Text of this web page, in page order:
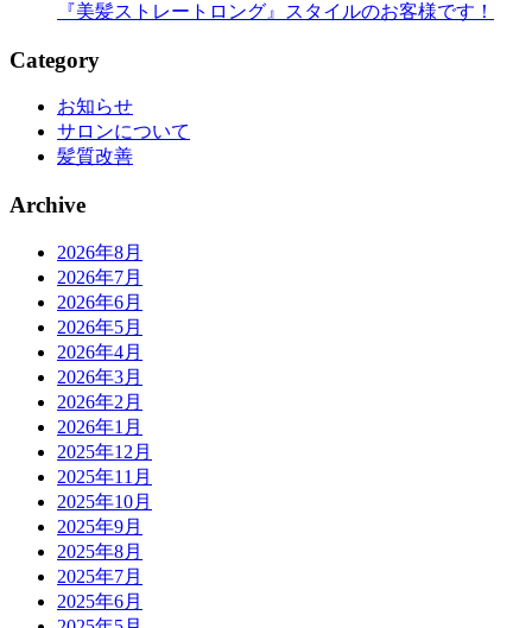
『美髪ストレートロング』スタイルのお客様です！
Category
お知らせ
サロンについて
髪質改善
Archive
2026年8月
2026年7月
2026年6月
2026年5月
2026年4月
2026年3月
2026年2月
2026年1月
2025年12月
2025年11月
2025年10月
2025年9月
2025年8月
2025年7月
2025年6月